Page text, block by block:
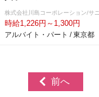
株式会社川島コーポレーション/サ
時給1,226円～1,300円
アルバイト・パート / 東京都
前へ